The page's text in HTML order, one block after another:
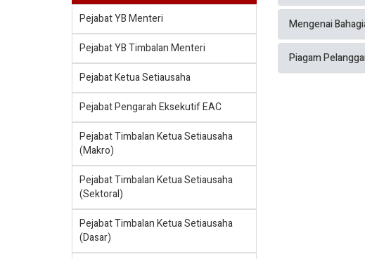
Pejabat YB Menteri
Pejabat YB Timbalan Menteri
Pejabat Ketua Setiausaha
Pejabat Pengarah Eksekutif EAC
Pejabat Timbalan Ketua Setiausaha
(Makro)
Pejabat Timbalan Ketua Setiausaha
(Sektoral)
Pejabat Timbalan Ketua Setiausaha
(Dasar)
Mengenai
Piagam